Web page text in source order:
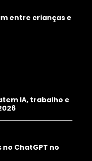
entre crianças e
IA, trabalho e
ChatGPT no